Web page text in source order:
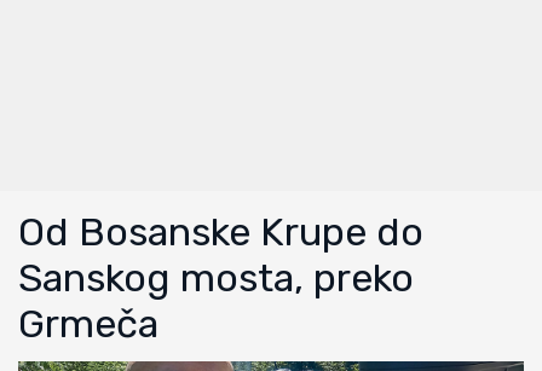
Od Bosanske Krupe do
Sanskog mosta, preko
Grmeča